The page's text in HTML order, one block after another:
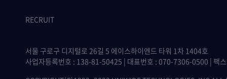
RECRUIT
서울 구로구 디지털로 26길 5 에이스하이엔드 타워 1차 1404호
사업자등록번호 : 138-81-50425 | 대표번호 : 070-7306-0500 | 팩